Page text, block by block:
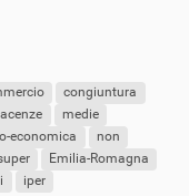
congiuntura
medie
economica
non
Emilia-Romagna
iper